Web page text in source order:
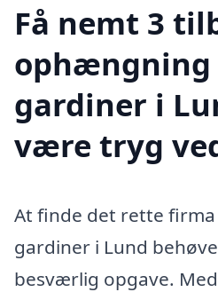
Få nemt 3
ophængning
gardiner i
være tryg
At finde det rette
gardiner i Lund
besværlig opgave.